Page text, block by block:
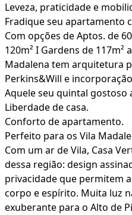
Leveza, praticidade e
Fradique seu apartamento
Com opções de Aptos. de
120m² I Gardens de 117m²
Madalena tem arquitetura
Perkins&Will e
Aquele seu quintal
Liberdade de casa.
Conforto de apartamento.
Perfeito para os Vila
Com um ar de Vila, Casa
dessa região: design
privacidade que permitem
corpo e espírito. Muita luz
exuberante para o Alto de